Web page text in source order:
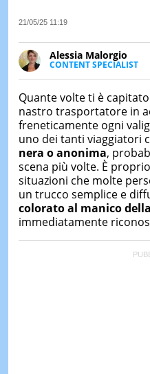
21/05/25 11:19
Alessia Malorgio
CONTENT SPECIALIST
Ha conseguito un
occupa della
dello sviluppo di
canali digitali.
Quantevolteti è capitato
nastro trasportatore in
freneticamente ogni
uno dei tanti viaggiatori
nera oanonima,
scena più volte. È proprio
situazioni che molte
un trucco semplice e
coloratoal manicodella
immediatamente